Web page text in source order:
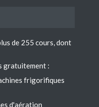
de 255 cours, dont
gratuitement :
frigorifiques
d'aération